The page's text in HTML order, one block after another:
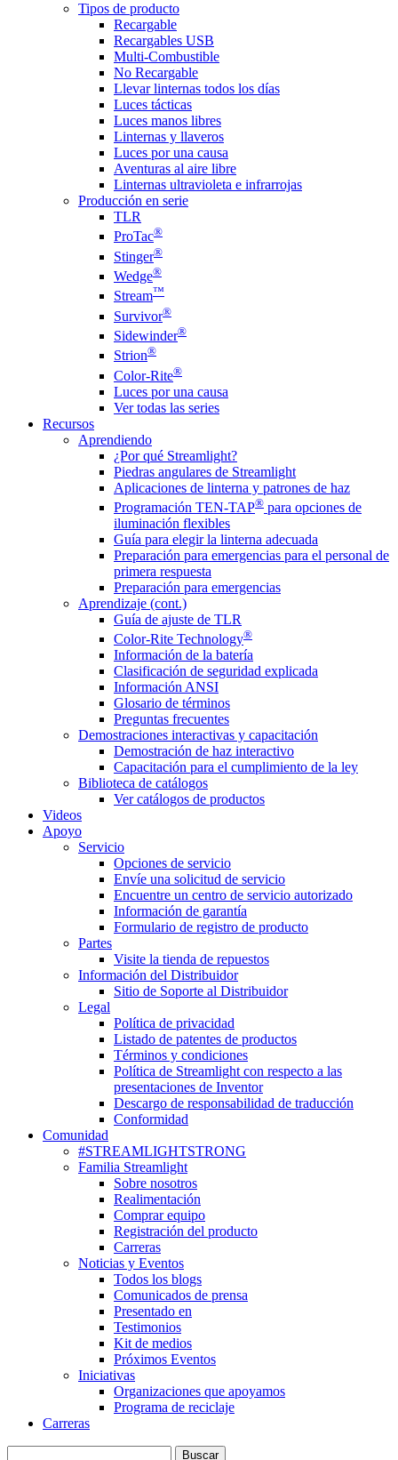
Tipos de producto
Recargable
Recargables USB
Multi-Combustible
No Recargable
Llevar linternas todos los días
Luces tácticas
Luces manos libres
Linternas y llaveros
Luces por una causa
Aventuras al aire libre
Linternas ultravioleta e infrarrojas
Producción en serie
TLR
ProTac®
Stinger®
Wedge®
Stream™
Survivor®
Sidewinder®
Strion®
Color-Rite®
Luces por una causa
Ver todas las series
Recursos
Aprendiendo
¿Por qué Streamlight?
Piedras angulares de Streamlight
Aplicaciones de linterna y patrones de haz
Programación TEN-TAP® para opciones de
iluminación flexibles
Guía para elegir la linterna adecuada
Preparación para emergencias para el personal de
primera respuesta
Preparación para emergencias
Aprendizaje (cont.)
Guía de ajuste de TLR
Color-Rite Technology®
Información de la batería
Clasificación de seguridad explicada
Información ANSI
Glosario de términos
Preguntas frecuentes
Demostraciones interactivas y capacitación
Demostración de haz interactivo
Capacitación para el cumplimiento de la ley
Biblioteca de catálogos
Ver catálogos de productos
Videos
Apoyo
Servicio
Opciones de servicio
Envíe una solicitud de servicio
Encuentre un centro de servicio autorizado
Información de garantía
Formulario de registro de producto
Partes
Visite la tienda de repuestos
Información del Distribuidor
Sitio de Soporte al Distribuidor
Legal
Política de privacidad
Listado de patentes de productos
Términos y condiciones
Política de Streamlight con respecto a las
presentaciones de Inventor
Descargo de responsabilidad de traducción
Conformidad
Comunidad
#STREAMLIGHTSTRONG
Familia Streamlight
Sobre nosotros
Realimentación
Comprar equipo
Registración del producto
Carreras
Noticias y Eventos
Todos los blogs
Comunicados de prensa
Presentado en
Testimonios
Kit de medios
Próximos Eventos
Iniciativas
Organizaciones que apoyamos
Programa de reciclaje
Carreras